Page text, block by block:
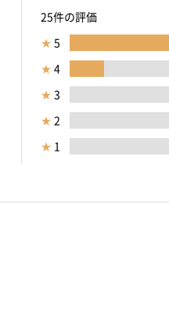
25件の評価
★ 5
★ 4
★ 3
★ 2
★ 1